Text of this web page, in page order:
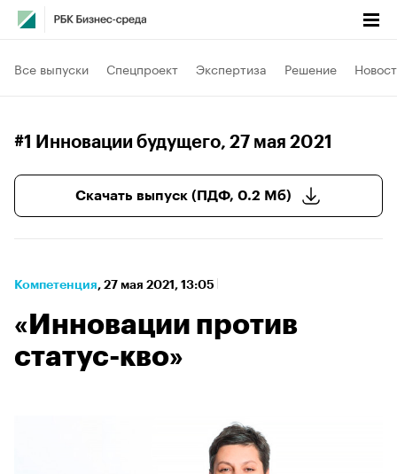
Все выпуски Спецпроект Экспертиза Решение
#1 Инновации будущего, 27 мая 2021
Скачать выпуск (ПДФ, 0.2 Мб)
Компетенция⁠, 27 мая 2021, 13:05
«Инновации против
статус-кво»